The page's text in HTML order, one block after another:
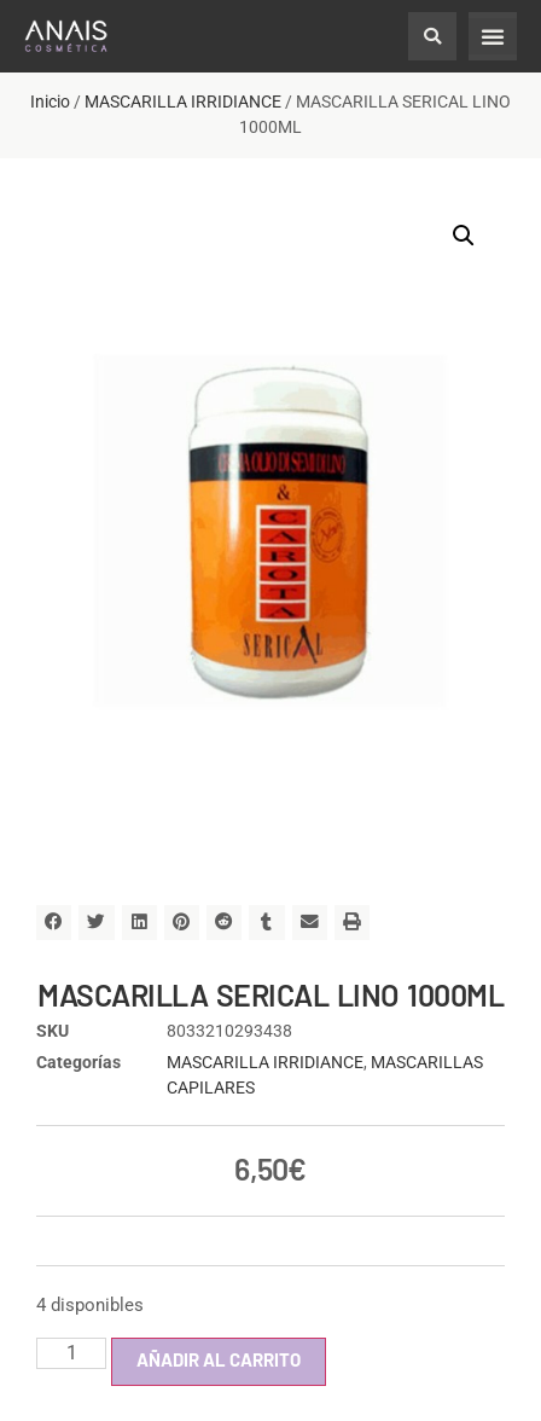
Inicio / MASCARILLA IRRIDIANCE / MASCARILLA SERICAL LINO
1000ML
MASCARILLA SERICAL LINO 1000ML
SKU
8033210293438
Categorías
MASCARILLA IRRIDIANCE, MASCARILLAS
CAPILARES
6,50€
4 disponibles
AÑADIR AL CARRITO